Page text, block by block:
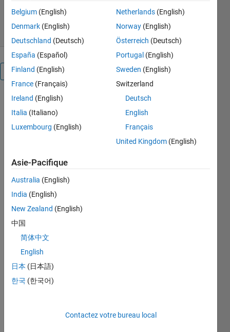
25 nov. 2014
Présentation
This tool
performs
process
on time-to-
measurements
(survival
data). GP
regression
offers a
flexible non-
parametric
way to infer
the
relationship
Belgium (English)
Denmark (English)
Deutschland (Deutsch)
España (Español)
Finland (English)
France (Français)
Ireland (English)
Italia (Italiano)
Luxembourg (English)
Netherlands (English)
Norway (English)
Österreich (Deutsch)
Portugal (English)
Sweden (English)
Switzerland
Deutsch
English
Français
United Kingdom (English)
Asie-Pacifique
Australia (English)
India (English)
New Zealand (English)
中国
简体中文
English
日本 (日本語)
한국 (한국어)
Contactez votre bureau local